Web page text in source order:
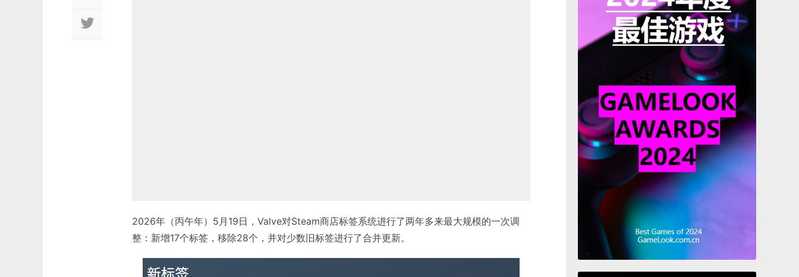
2026年（丙午年）5月19日，Valve对Steam商店标签系统进行了两年多来最大规模的一次调
整：新增17个标签，移除28个，并对少数旧标签进行了合并更新。